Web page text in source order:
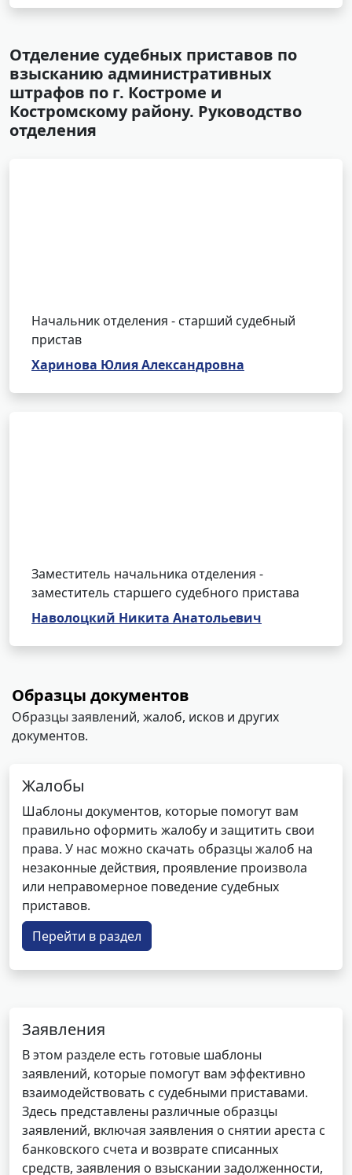
Отделение судебных приставов по
взысканию административных
штрафов по г. Костроме и
Костромскому району. Руководство
отделения
Начальник отделения - старший судебный
пристав
Харинова Юлия Александровна
Заместитель начальника отделения -
заместитель старшего судебного пристава
Наволоцкий Никита Анатольевич
Образцы документов
Образцы заявлений, жалоб, исков и других
документов.
Жалобы
Шаблоны документов, которые помогут вам
правильно оформить жалобу и защитить свои
права. У нас можно скачать образцы жалоб на
незаконные действия, проявление произвола
или неправомерное поведение судебных
приставов.
Перейти в раздел
Заявления
В этом разделе есть готовые шаблоны
заявлений, которые помогут вам эффективно
взаимодействовать с судебными приставами.
Здесь представлены различные образцы
заявлений, включая заявления о снятии ареста с
банковского счета и возврате списанных
средств, заявления о взыскании задолженности,